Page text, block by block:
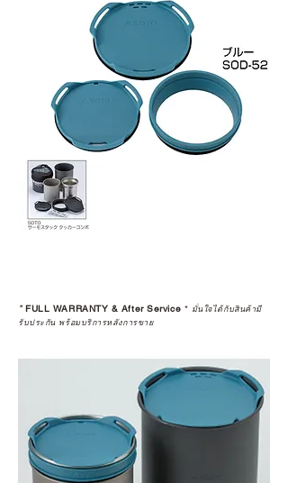
*FULL WARRANTY & After Service * มั่นใจได้กับสินค้ามี
รับประกัน พร้อมบริการหลังการขาย